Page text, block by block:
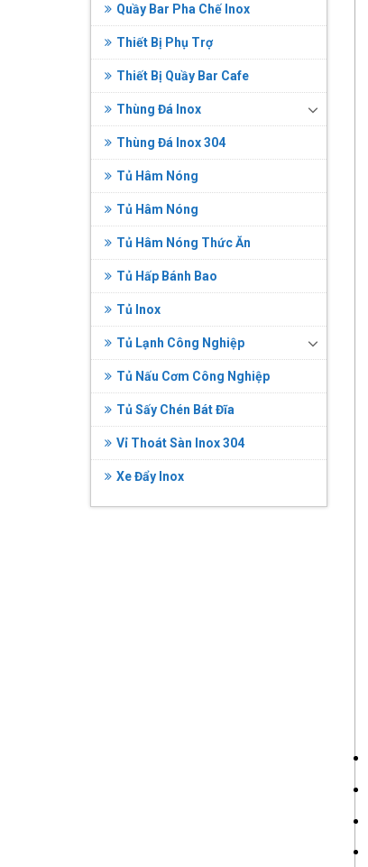
Quầy Bar Pha Chế Inox
Thiết Bị Phụ Trợ
Thiết Bị Quầy Bar Cafe
Thùng Đá Inox
Thùng Đá Inox 304
Tủ Hâm Nóng
Tủ Hâm Nóng
Tủ Hâm Nóng Thức Ăn
Tủ Hấp Bánh Bao
Tủ Inox
Tủ Lạnh Công Nghiệp
Tủ Nấu Cơm Công Nghiệp
Tủ Sấy Chén Bát Đĩa
Vỉ Thoát Sàn Inox 304
Xe Đẩy Inox